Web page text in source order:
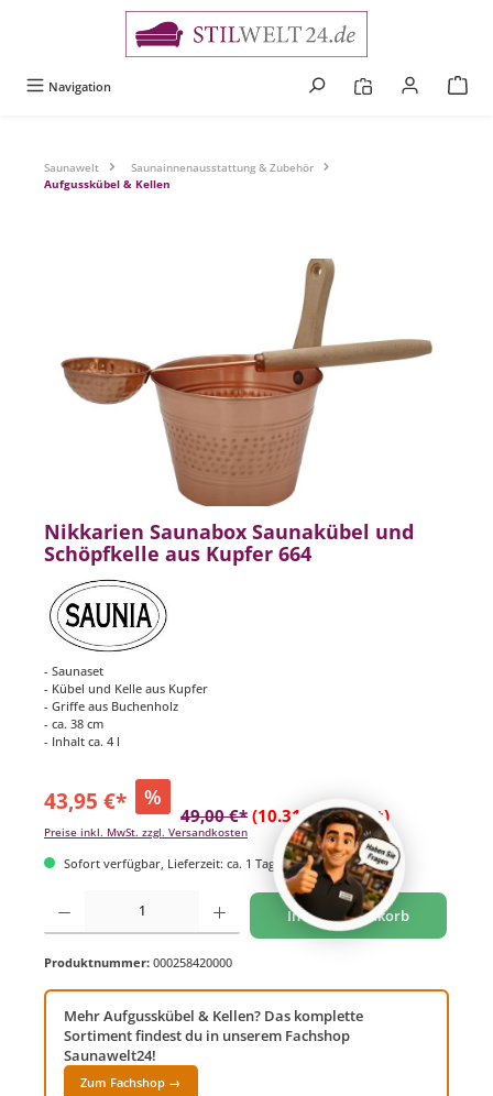
Navigation
Saunawelt
Saunainnenausstattung & Zubehör
Aufgusskübel & Kellen
Nikkarien Saunabox Saunakübel und
Schöpfkelle aus Kupfer 664
- Saunaset
- Kübel und Kelle aus Kupfer
- Griffe aus Buchenholz
- ca. 38 cm
- Inhalt ca. 4 l
43,95 €* %
49,00 €* (10.31% gespart)
Preise inkl. MwSt. zzgl. Versandkosten
Sofort verfügbar, Lieferzeit: ca. 1 Tag
Produkt Anzahl: Gib den gewünschten Wert ein oder benutze die Schaltflächen um
In den Warenkorb
Produktnummer: 000258420000
Mehr Aufgusskübel & Kellen? Das komplette
Sortiment findest du in unserem Fachshop
Saunawelt24!
Zum Fachshop →